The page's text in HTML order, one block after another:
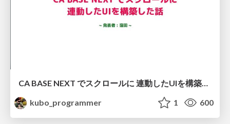
CA BASE NEXT でスクロールに 連動したUIを構築した話
kubo_programmer
1 600